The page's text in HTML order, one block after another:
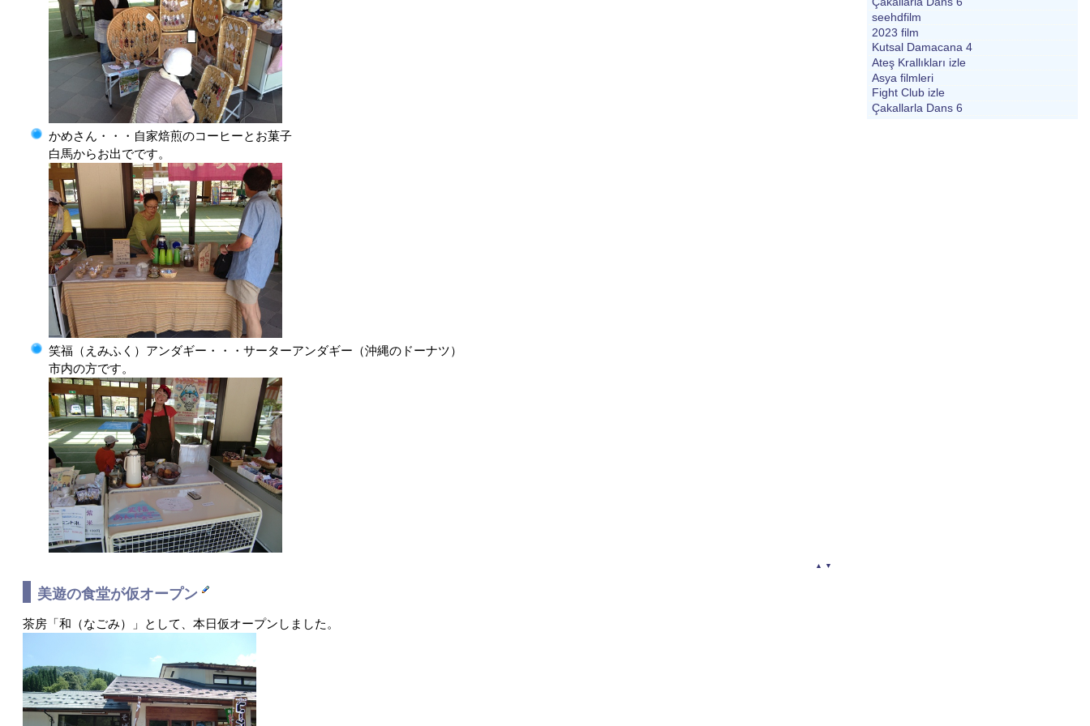
かめさん・・・自家焙煎のコーヒーとお菓子
白馬からお出でです。
笑福（えみふく）アンダギー・・・サーターアンダギー（沖縄のドーナツ）
市内の方です。
▲ ▼
美遊の食堂が仮オープン
茶房「和（なごみ）」として、本日仮オープンしました。
seehdfilm
2023 film
Kutsal Damacana 4
Ateş Krallıkları izle
Asya filmleri
Fight Club izle
Çakallarla Dans 6